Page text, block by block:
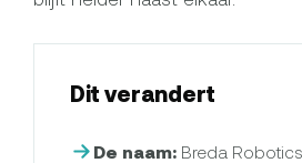
Dit verandert
De naam: Breda